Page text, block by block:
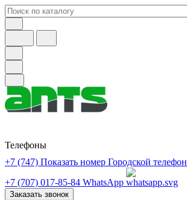
Телефоны
+7 (747) Показать номер Городской телефон
+7 (707) 017-85-84 WhatsApp
Заказать звонок